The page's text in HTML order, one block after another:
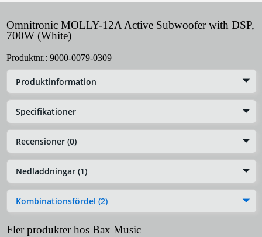
Omnitronic MOLLY-12A Active Subwoofer with DSP,
700W (White)
Produktnr.: 9000-0079-0309
Produktinformation
Specifikationer
Recensioner (0)
Nedladdningar (1)
Kombinationsfördel (2)
Fler produkter hos Bax Music